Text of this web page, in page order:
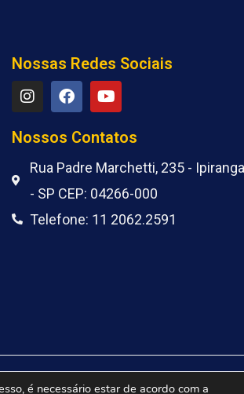
Nossas Redes Sociais
I
n
s
t
a
g
a
m
F
a
c
e
b
o
k
Y
o
u
t
u
b
Nossos Contatos
Rua Padre Marchetti, 235 -
- SP CEP: 04266-000
Telefone: 11 2062.2591
by ingrevallo.net
é necessário estar de acordo com a